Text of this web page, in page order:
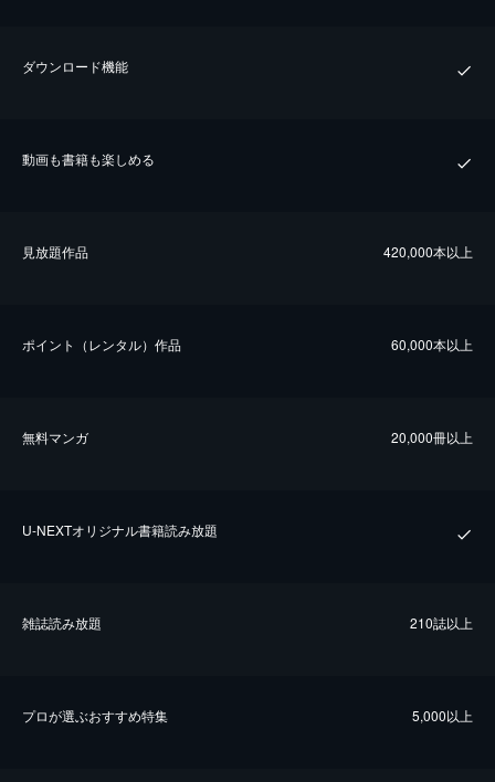
ダウンロード機能
動画も書籍も楽しめる
⾒放題作品 420,000本以上
ポイント（レンタル）作品 60,000本以上
無料マンガ 20,000冊以上
U-NEXTオリジナル書籍読み放題
雑誌読み放題 210誌以上
プロが選ぶおすすめ特集 5,000以上